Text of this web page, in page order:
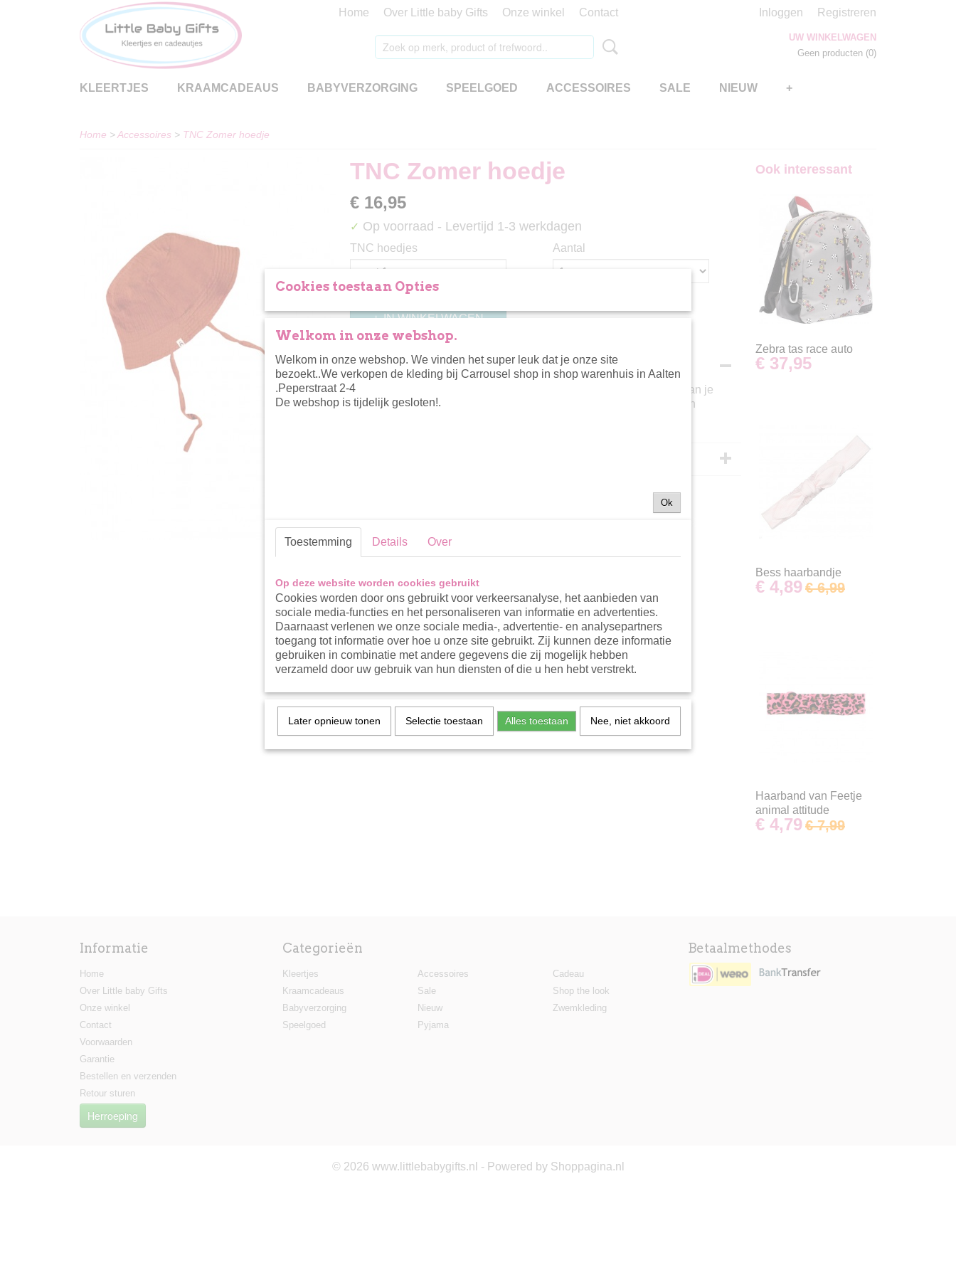
Home Over Little baby Gifts Onze winkel Contact Inloggen Registreren
UW WINKELWAGEN
Geen producten (0)
KLEERTJES KRAAMCADEAUS BABYVERZORGING SPEELGOED ACCESSOIRES SALE NIEUW +
Home >Accessoires > TNC Zomer hoedje
TNC Zomer hoedje
€ 16,95
✓ Op voorraad - Levertijd 1-3 werkdagen
TNC hoedjes Aantal
IN WINKELWAGEN
Omschrijving
laat de zon maar schijnen. met dit hoedje bescherm je het hoofdje van je
baby. gemaakt van hydrofiel katoen. sluit met een strikje onder de kin
Ook interessant
Zebra tas race auto
€ 37,95
Bess haarbandje
€ 4,89 € 6,99
Haarband van Feetje
animal attitude
€ 4,79 € 7,99
Informatie
Home
Over Little baby Gifts
Onze winkel
Contact
Voorwaarden
Garantie
Bestellen en verzenden
Retour sturen
Herroeping
Categorieën
Kleertjes
Kraamcadeaus
Babyverzorging
Speelgoed
Accessoires
Sale
Nieuw
Pyjama
Cadeau
Shop the look
Zwemkleding
Betaalmethodes
© 2026 www.littlebabygifts.nl - Powered by Shoppagina.nl
Cookies toestaan Opties
Welkom in onze webshop.
Welkom in onze webshop. We vinden het super leuk dat je onze site
bezoekt..We verkopen de kleding bij Carrousel shop in shop warenhuis in Aalten
.Peperstraat 2-4
De webshop is tijdelijk gesloten!.
Ok
Toestemming Details Over
Op deze website worden cookies gebruikt
Cookies worden door ons gebruikt voor verkeersanalyse, het aanbieden van
sociale media-functies en het personaliseren van informatie en advertenties.
Daarnaast verlenen we onze sociale media-, advertentie- en analysepartners
toegang tot informatie over hoe u onze site gebruikt. Zij kunnen deze informatie
gebruiken in combinatie met andere gegevens die zij mogelijk hebben
verzameld door uw gebruik van hun diensten of die u hen hebt verstrekt.
Later opnieuw tonen Selectie toestaan Alles toestaan Nee, niet akkoord